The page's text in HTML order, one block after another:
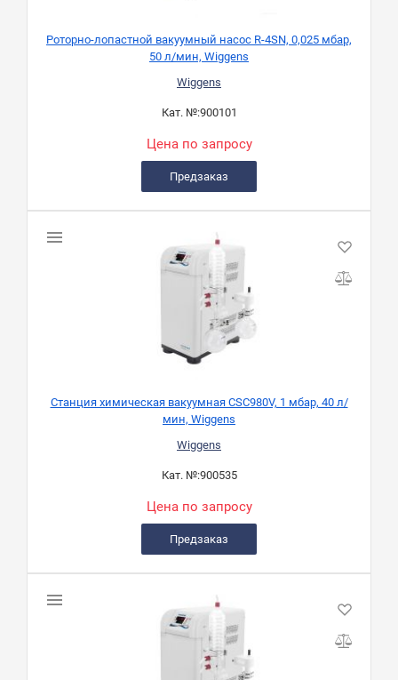
Роторно-лопастной вакуумный насос R-4SN, 0,025 мбар,
50 л/мин, Wiggens
Wiggens
Кат. №:900101
Цена по запросу
Предзаказ
Станция химическая вакуумная CSC980V, 1 мбар, 40 л/
мин, Wiggens
Wiggens
Кат. №:900535
Цена по запросу
Предзаказ